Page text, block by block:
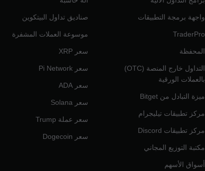
واجهة برمجة التطبيقات
TraderPro
المحفظة
التداول خارج المنصة (OTC)
بالعملات الورقية
ميزة التبادل من Bitget
مركز تطبيقات تيليجرام
مركز تطبيقات Discord
مكتبة التوزيع المجاني
أسواق الأسهم
صناديق تداول البيتكوين
موسوعة العملات المشفرة
سعر XRP
سعر Pi Network
سعر ADA
سعر Solana
سعر عملة Trump
سعر Dogecoin